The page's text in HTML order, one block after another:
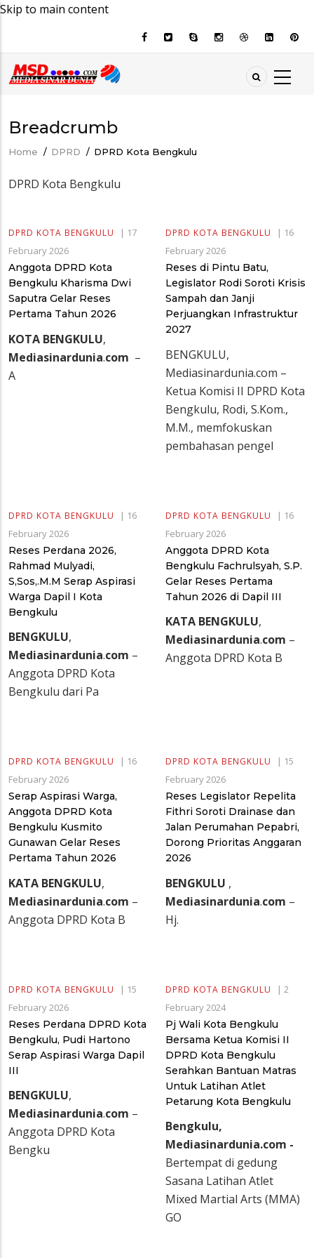
Skip to main content
Breadcrumb
Home / DPRD / DPRD Kota Bengkulu
DPRD Kota Bengkulu
DPRD KOTA BENGKULU | 17
February 2026
Anggota DPRD Kota
Bengkulu Kharisma Dwi
Saputra Gelar Reses
Pertama Tahun 2026
KOTA BENGKULU,
Mediasinardunia.com –
A
DPRD KOTA BENGKULU | 16
February 2026
Reses di Pintu Batu,
Legislator Rodi Soroti Krisis
Sampah dan Janji
Perjuangkan Infrastruktur
2027
BENGKULU,
Mediasinardunia.com –
Ketua Komisi II DPRD Kota
Bengkulu, Rodi, S.Kom.,
M.M., memfokuskan
pembahasan pengel
DPRD KOTA BENGKULU | 16
February 2026
Reses Perdana 2026,
Rahmad Mulyadi,
S,Sos,.M.M Serap Aspirasi
Warga Dapil I Kota
Bengkulu
BENGKULU,
Mediasinardunia.com –
Anggota DPRD Kota
Bengkulu dari Pa
DPRD KOTA BENGKULU | 16
February 2026
Anggota DPRD Kota
Bengkulu Fachrulsyah, S.P.
Gelar Reses Pertama
Tahun 2026 di Dapil III
KATA BENGKULU,
Mediasinardunia.com –
Anggota DPRD Kota B
DPRD KOTA BENGKULU | 16
February 2026
Serap Aspirasi Warga,
Anggota DPRD Kota
Bengkulu Kusmito
Gunawan Gelar Reses
Pertama Tahun 2026
KATA BENGKULU,
Mediasinardunia.com –
Anggota DPRD Kota B
DPRD KOTA BENGKULU | 15
February 2026
Reses Legislator Repelita
Fithri Soroti Drainase dan
Jalan Perumahan Pepabri,
Dorong Prioritas Anggaran
2026
BENGKULU ,
Mediasinardunia.com –
Hj.
DPRD KOTA BENGKULU | 15
February 2026
Reses Perdana DPRD Kota
Bengkulu, Pudi Hartono
Serap Aspirasi Warga Dapil
III
BENGKULU,
Mediasinardunia.com –
Anggota DPRD Kota
Bengku
DPRD KOTA BENGKULU | 2
February 2024
Pj Wali Kota Bengkulu
Bersama Ketua Komisi II
DPRD Kota Bengkulu
Serahkan Bantuan Matras
Untuk Latihan Atlet
Petarung Kota Bengkulu
Bengkulu,
Mediasinardunia.com -
Bertempat di gedung
Sasana Latihan Atlet
Mixed Martial Arts (MMA)
GO